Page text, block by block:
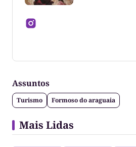
Tocantins
Assuntos
Turismo Formoso do araguaia
Mais Lidas